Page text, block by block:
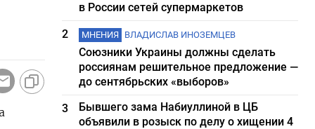
в России сетей супермаркетов
2
МНЕНИЯ ВЛАДИСЛАВ ИНОЗЕМЦЕВ
Союзники Украины должны сделать
россиянам решительное предложение —
до сентябрьских «выборов»
3
Бывшего зама Набиуллиной в ЦБ
объявили в розыск по делу о хищении 4